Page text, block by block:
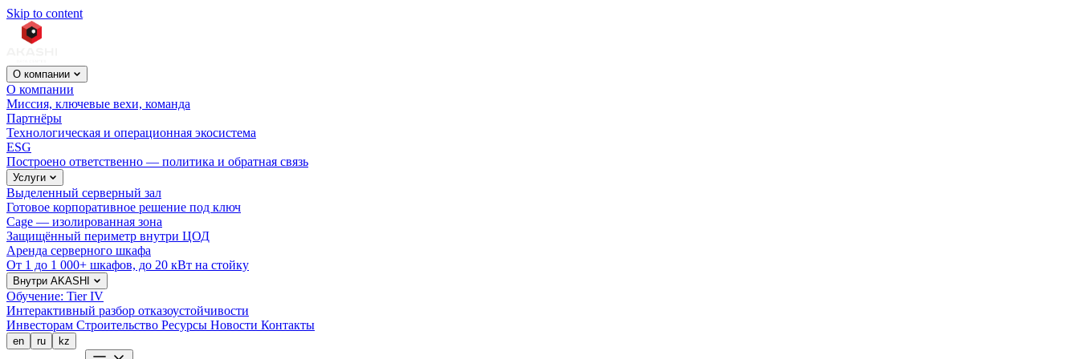
Skip to content
О компании
О компании
Миссия, ключевые вехи, команда
Партнёры
Технологическая и операционная экосистема
ESG
Построено ответственно — политика и обратная связь
Услуги
Выделенный серверный зал
Готовое корпоративное решение под ключ
Cage — изолированная зона
Защищённый периметр внутри ЦОД
Аренда серверного шкафа
От 1 до 1 000+ шкафов, до 20 кВт на стойку
Внутри AKASHI
Обучение: Tier IV
Интерактивный разбор отказоустойчивости
Инвесторам Строительство Ресурсы Новости Контакты
en ru kz